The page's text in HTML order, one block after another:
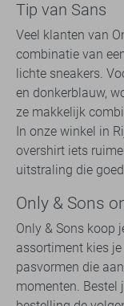
Tip van Sans
Veel klanten van
combinatie van
lichte sneakers.
en donkerblauw,
ze makkelijk
In onze winkel in
overshirt iets
uitstraling die
Only & Sons
Only & Sons koop
assortiment kies
pasvormen die
momenten. Bestel